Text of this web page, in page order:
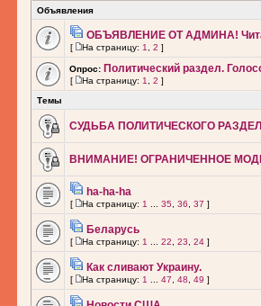
Объявления
ОБЪЯВЛЕНИЕ ОТ АДМИНА!
[ На страницу: 1 2 ]
Опрос: Политический раздел.
[ На страницу: 1 2 ]
Темы
СУДЬБА ПОЛИТИЧЕСКОГО
ВНИМАНИЕ! ОГРАНИЧЕННОЕ
ha-ha-ha
[ На страницу: 1 35 36 37 ]
Беларусь
[ На страницу: 1 22 23 24 ]
Как сливают Украину.
[ На страницу: 1 47 48 49 ]